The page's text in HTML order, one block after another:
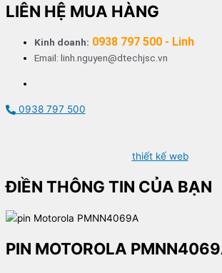
LIÊN HỆ MUA HÀNG
Kinh doanh: 0938 797 500 - Linh
Email: linh.nguyen@dtechjsc.vn
0938 797 500
thiết kế web
ĐIỀN THÔNG TIN CỦA BẠN
PIN MOTOROLA